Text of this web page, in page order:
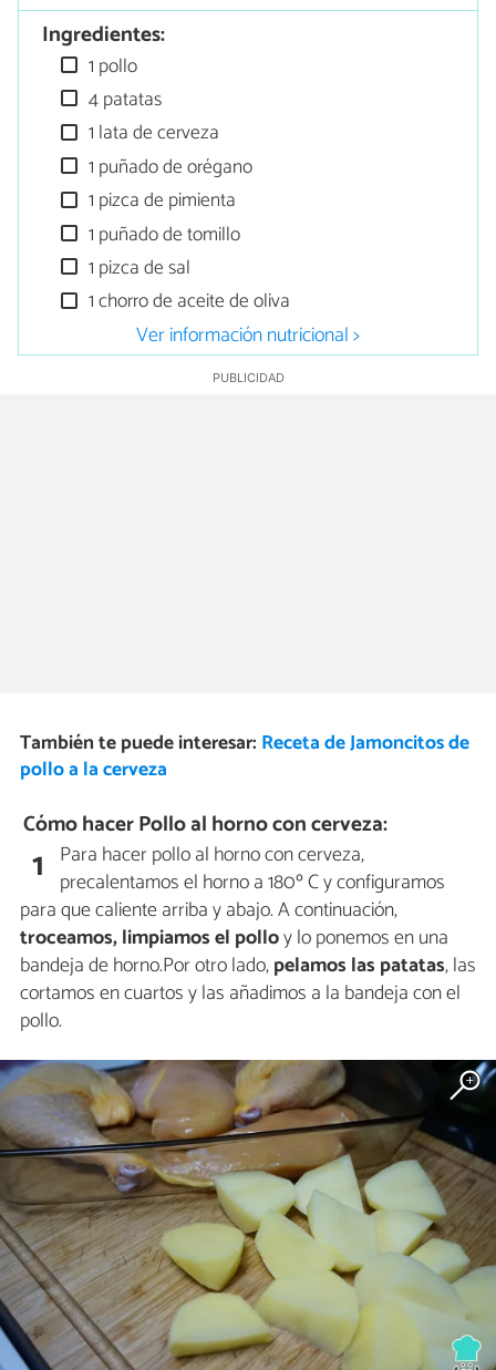
Ingredientes:
1 pollo
4 patatas
1 lata de cerveza
1 puñado de orégano
1 pizca de pimienta
1 puñado de tomillo
1 pizca de sal
1 chorro de aceite de oliva
Ver información nutricional >
También te puede interesar: Receta de Jamoncitos de
pollo a la cerveza
Cómo hacer Pollo al horno con cerveza:
1 Para hacer pollo al horno con cerveza,
precalentamos el horno a 180º C y configuramos
para que caliente arriba y abajo. A continuación,
troceamos, limpiamos el polloy lo ponemos en una
bandeja de horno.Por otro lado,pelamos las patatas, las
cortamos en cuartos y las añadimos a la bandeja con el
pollo.